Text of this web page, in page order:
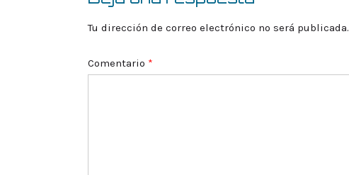
Tu dirección de correo electrónico no será publicada.
Comentario *